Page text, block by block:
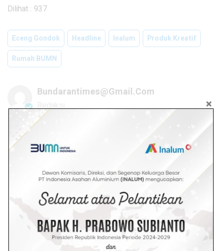
Dilihat : 937
Eceng Gondok Headline Inalum
Produk Kreatif
Rumah BUMN
Bundarantimes@gmail.com